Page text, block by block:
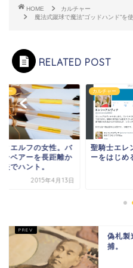
HOME
カルチャー
魔法式蹴球で魔法”ゴッドハンド”を
RELATED POST
ャー
クエルフの女性。バ
ンベアーを長距離か
矢でハント。
2015年4月13日
カルチャー
聖騎士エレ
ーをはじめ
偽札製
捕。